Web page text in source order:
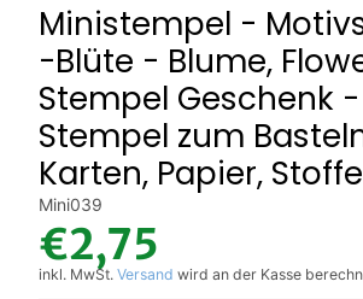
Ministempel -
-Blüte - Blume,
Stempel Geschenk -
Stempel zum
Karten, Papier,
Mini039
€2,75
inkl. MwSt. Versand wird an der Kasse